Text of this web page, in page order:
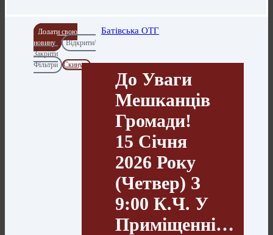
Додати свою
новину
Відкрити/
Закрити
Фільтри
Скинути
Батівська ОТГ
До Уваги
Мешканців
Громади!
15 Січня
2026 Року
(четвер) З
9:00 К.ч. У
Приміщенні…